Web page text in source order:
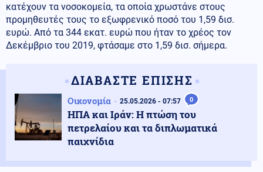
κατέχουν τα νοσοκομεία, τα οποία χρωστάνε στους
προμηθευτές τους το εξωφρενικό ποσό του 1,59 δισ.
ευρώ. Από τα 344 εκατ. ευρώ που ήταν το χρέος τον
Δεκέμβριο του 2019, φτάσαμε στο 1,59 δισ. σήμερα.
ΔΙΑΒΑΣΤΕ ΕΠΙΣΗΣ
Οικονομία 25.05.2026 - 07:57 0
ΗΠΑ και Ιράν: Η πτώση του
πετρελαίου και τα διπλωματικά
παιχνίδια